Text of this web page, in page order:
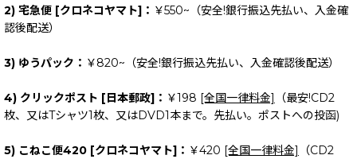
2) 宅急便 [クロネコヤマト]： ￥550~（安全!銀行振込先払い、入金確
認後配送）
3) ゆうパック： ￥820~（安全!銀行振込先払い、入金確認後配送）
4) クリックポスト [日本郵政]： ￥198 [全国一律料金]
（最安!CD2
枚、又はTシャツ1枚、又はDVD1本まで。先払い。ポストへの投函)
5) こねこ便420 [クロネコヤマト]： ￥420 [全国一律料金]
（CD2